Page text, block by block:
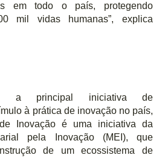
em todo o país, protegendo
mil vidas humanas”, explica
a principal iniciativa de
à prática de inovação no país,
Inovação é uma iniciativa da
pela Inovação (MEI), que
de um ecossistema de